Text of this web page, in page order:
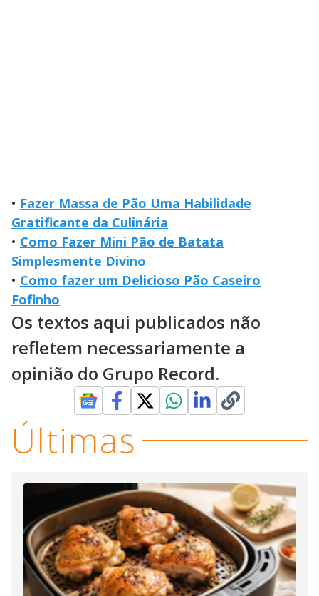
• Fazer Massa de Pão Uma Habilidade
Gratificante da Culinária
• Como Fazer Mini Pão de Batata
Simplesmente Divino
• Como fazer um Delicioso Pão Caseiro
Fofinho
Os textos aqui publicados não
refletem necessariamente a
opinião do Grupo Record.
Últimas